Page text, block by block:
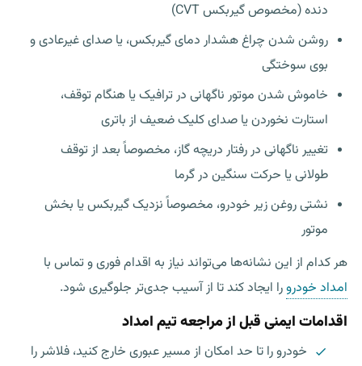
دنده (مخصوص گیربکس CVT)
روشن شدن چراغ هشدار دمای گیربکس، یا صدای غیرعادی و
بوی سوختگی
خاموش شدن موتور ناگهانی در ترافیک یا هنگام توقف،
استارت نخوردن یا صدای کلیک ضعیف از باتری
تغییر ناگهانی در رفتار دریچه گاز، مخصوصاً بعد از توقف
طولانی یا حرکت سنگین در گرما
نشتی روغن زیر خودرو، مخصوصاً نزدیک گیربکس یا بخش
موتور
هر کدام از این نشانه‌ها می‌تواند نیاز به اقدام فوری و تماس با
امداد خودرورا ایجاد کند تا از آسیب جدی‌تر جلوگیری شود.
اقدامات ایمنی قبل از مراجعه تیم امداد
خودرو را تا حد امکان از مسیر عبوری خارج کنید، فلاشر را